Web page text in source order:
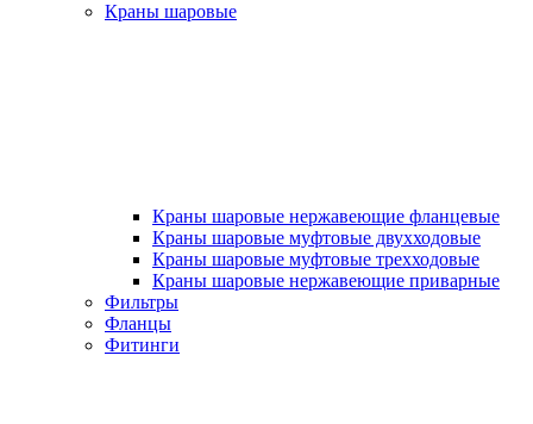
Краны шаровые
Краны шаровые нержавеющие фланцевые
Краны шаровые муфтовые двухходовые
Краны шаровые муфтовые трехходовые
Краны шаровые нержавеющие приварные
Фильтры
Фланцы
Фитинги